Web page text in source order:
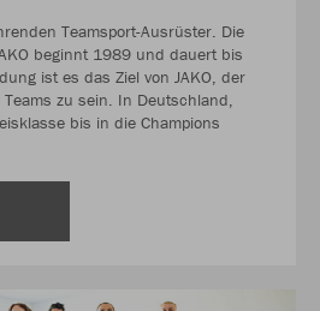
Teamsport-Ausrüster. Die
beginnt 1989 und dauert bis
ist es das Ziel von JAKO, der
zu sein. In Deutschland,
bis in die Champions